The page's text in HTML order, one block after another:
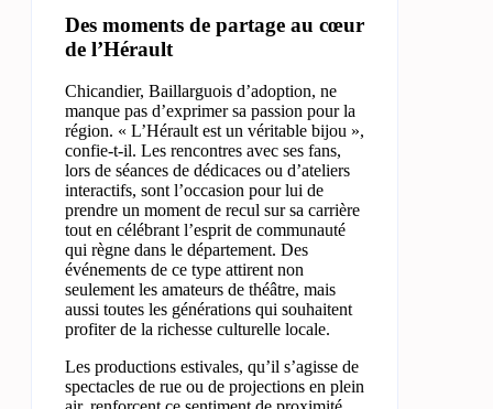
Des moments de partage au cœur
de l’Hérault
Chicandier, Baillarguois d’adoption, ne
manque pas d’exprimer sa passion pour la
région. « L’Hérault est un véritable bijou »,
confie-t-il. Les rencontres avec ses fans,
lors de séances de dédicaces ou d’ateliers
interactifs, sont l’occasion pour lui de
prendre un moment de recul sur sa carrière
tout en célébrant l’esprit de communauté
qui règne dans le département. Des
événements de ce type attirent non
seulement les amateurs de théâtre, mais
aussi toutes les générations qui souhaitent
profiter de la richesse culturelle locale.
Les productions estivales, qu’il s’agisse de
spectacles de rue ou de projections en plein